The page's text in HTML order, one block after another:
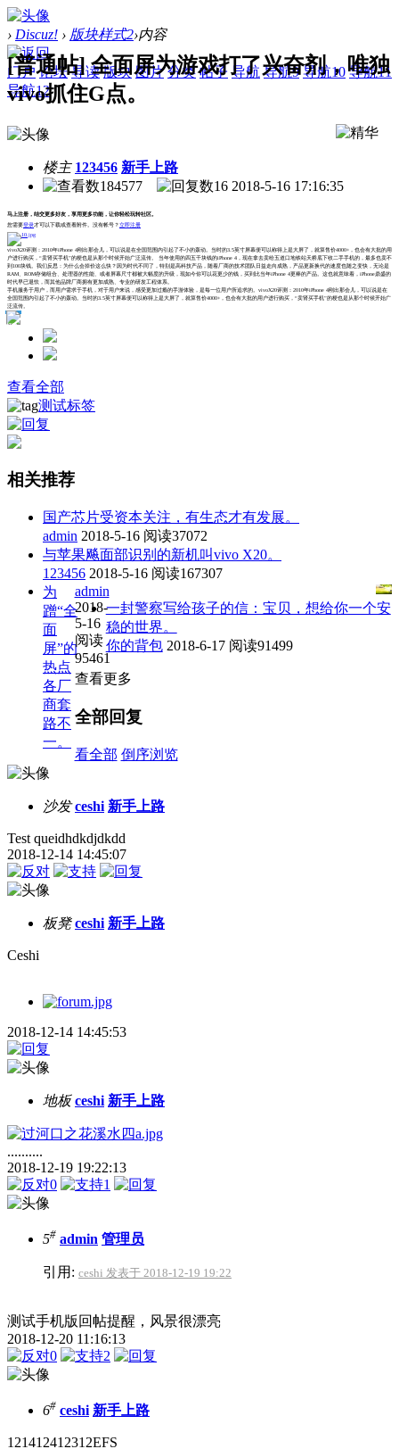
› Discuz! › 版块样式2›内容
门户 论坛 导读 版块 图片 分类 帖子 导航 导航9 导航10 导航11
导航12
[普通帖] 全面屏为游戏打了兴奋剂，唯独
vivo抓住G点。
楼主 123456 新手上路
184577
16 2018-5-16 17:16:35
马上注册，结交更多好友，享用更多功能，让你轻松玩转社区。
您需要登录才可以下载或查看附件。没有帐号？立即注册
vivoX20评测：2010年iPhone 4刚出那会儿，可以说是在全国范围内引起了不小的轰动。当时的3.5英寸屏幕便可以称得上是大屏了，就算售价4000+，也会有大批的用
户进行购买，“卖肾买手机”的梗也是从那个时候开始广泛流传。 当年使用的四五千块钱的iPhone 4，现在拿去卖给五道口地铁站天桥底下收二手手机的，最多也卖不
到100块钱。我们反思：为什么会掉价这么快？因为时代不同了，特别是高科技产品，随着厂商的技术团队日益走向成熟，产品更新换代的速度也随之变快，无论是
RAM、ROM存储组合、处理器的性能、或者屏幕尺寸都被大幅度的升级，现如今你可以花更少的钱，买到比当年iPhone 4更棒的产品。这也就意味着，iPhone鼎盛的
时代早已退怯，而其他品牌厂商拥有更加成熟、专业的研发工程体系。
手机服务于用户，而用户需求于手机，对于用户来说，感受更加过瘾的手游体验，是每一位用户所追求的。vivoX20评测：2010年iPhone 4刚出那会儿，可以说是在
全国范围内引起了不小的轰动。当时的3.5英寸屏幕便可以称得上是大屏了，就算售价4000+，也会有大批的用户进行购买，“卖肾买手机”的梗也是从那个时候开始广
泛流传。
查看全部
测试标签
相关推荐
国产芯片受资本关注，有生态才有发展。
admin 2018-5-16 阅读37072
与苹果飚面部识别的新机叫vivo X20。
123456 2018-5-16 阅读167307
为
蹭“全
面
屏”的
热点
各厂
商套
路不
一。
admin
2018-
5-16
阅读
95461
一封警察写给孩子的信：宝贝，想给你一个安
稳的世界。
你的背包 2018-6-17 阅读91499
查看更多
全部回复
看全部 倒序浏览
沙发 ceshi 新手上路
Test queidhdkdjdkdd
2018-12-14 14:45:07
板凳 ceshi 新手上路
Ceshi
2018-12-14 14:45:53
地板 ceshi 新手上路
..........
2018-12-19 19:22:13
0
1
5# admin 管理员
引用: ceshi 发表于 2018-12-19 19:22
测试手机版回帖提醒，风景很漂亮
2018-12-20 11:16:13
0
2
6# ceshi 新手上路
121412412312EFS